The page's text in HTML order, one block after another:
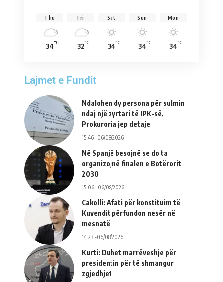
Thu
34°C
Fri
32°C
Sat
34°C
Sun
34°C
Mon
34°C
Lajmet e Fundit
Ndalohen dy persona për sulmin
ndaj një zyrtari të IPK-së,
Prokuroria jep detaje
15:46 -06/08/2026
Në Spanjë besojnë se do ta
organizojnë finalen e Botërorit
2030
15:06 -06/08/2026
Cakolli: Afati për konstituim të
Kuvendit përfundon nesër në
mesnatë
14:23 -06/08/2026
Kurti: Duhet marrëveshje për
presidentin për të shmangur
zgjedhjet